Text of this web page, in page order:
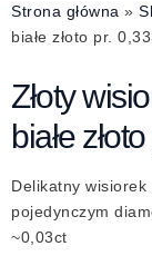
Strona główna »
białe złoto pr.
Złoty
białe
Delikatny wisiorek
pojedynczym
~0,03ct